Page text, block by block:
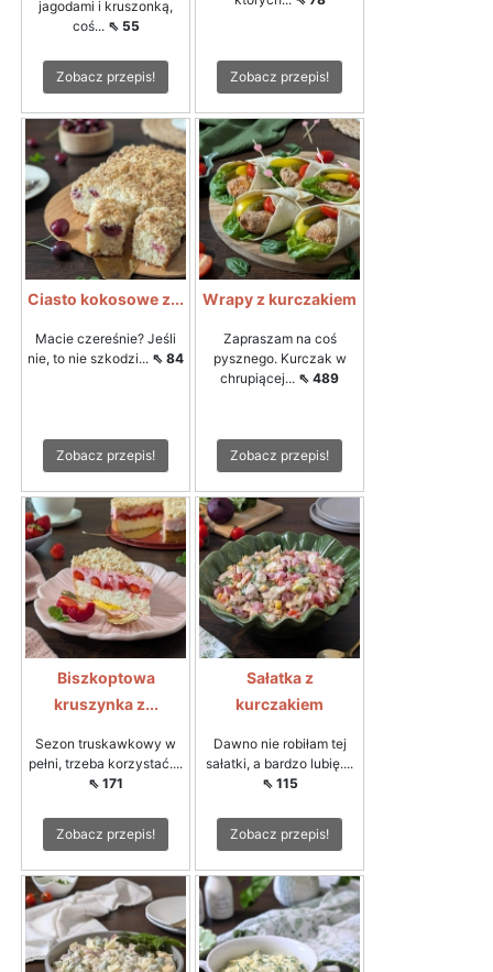
jagodami i kruszonką,
coś... ⇖ 55
Zobacz przepis! Zobacz przepis!
Ciasto kokosowe z...
Macie czereśnie? Jeśli
nie, to nie szkodzi... ⇖ 84
Zobacz przepis!
Wrapy z kurczakiem
Zapraszam na coś
pysznego. Kurczak w
chrupiącej... ⇖ 489
Zobacz przepis!
Biszkoptowa
kruszynka z...
Sezon truskawkowy w
pełni, trzeba korzystać....
⇖ 171
Zobacz przepis!
Sałatka z
kurczakiem
Dawno nie robiłam tej
sałatki, a bardzo lubię....
⇖ 115
Zobacz przepis!